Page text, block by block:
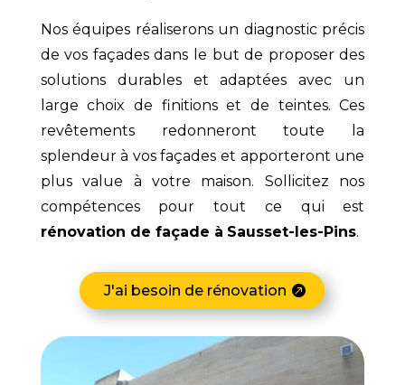
Nos équipes réaliserons un diagnostic précis
de vos façades dans le but de proposer des
solutions durables et adaptées avec un
large choix de finitions et de teintes. Ces
revêtements redonneront toute la
splendeur à vos façades et apporteront une
plus value à votre maison. Sollicitez nos
compétences pour tout ce qui est
rénovation de façade à Sausset-les-Pins.
J'ai besoin de rénovation